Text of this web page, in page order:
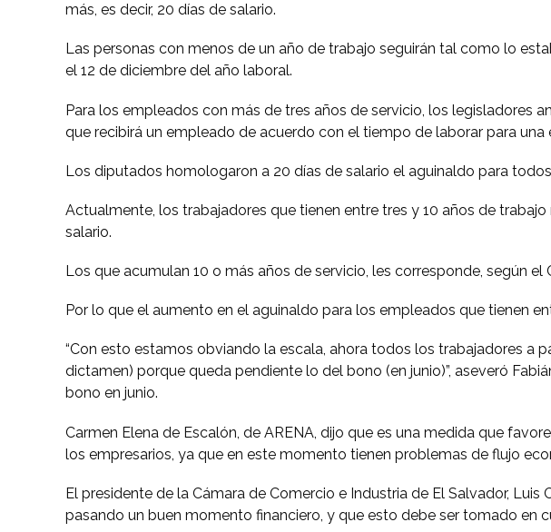
más, es decir, 20 días de salario.
Las personas con menos de un año de trabajo seguirán tal como lo
el 12 de diciembre del año laboral.
Para los empleados con más de tres años de servicio, los legisladores
que recibirá un empleado de acuerdo con el tiempo de laborar para una
Los diputados homologaron a 20 días de salario el aguinaldo para
Actualmente, los trabajadores que tienen entre tres y 10 años de
salario.
Los que acumulan 10 o más años de servicio, les corresponde, según
Por lo que el aumento en el aguinaldo para los empleados que tienen
“Con esto estamos obviando la escala, ahora todos los trabajadores a
dictamen) porque queda pendiente lo del bono (en junio)”, aseveró
bono en junio.
Carmen Elena de Escalón, de ARENA, dijo que es una medida que
los empresarios, ya que en este momento tienen problemas de flujo
El presidente de la Cámara de Comercio e Industria de El Salvador,
pasando un buen momento financiero, y que esto debe ser tomado en